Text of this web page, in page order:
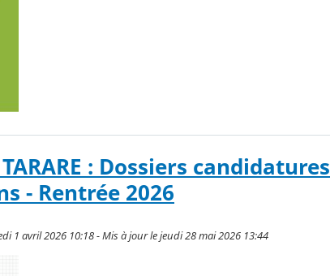
: Dossiers candidatures
- Rentrée 2026
1 avril 2026 10:18 - Mis à jour le jeudi 28 mai 2026 13:44